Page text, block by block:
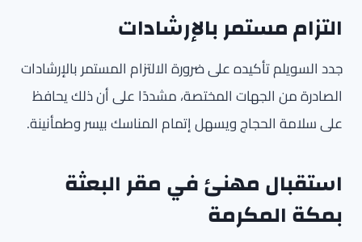
التزام مستمر بالإرشادات
جدد السويلم تأكيده على ضرورة الالتزام المستمر بالإرشادات
الصادرة من الجهات المختصة، مشددًا على أن ذلك يحافظ
على سلامة الحجاج ويسهل إتمام المناسك بيسر وطمأنينة.
استقبال مهنئ في مقر البعثة
بمكة المكرمة